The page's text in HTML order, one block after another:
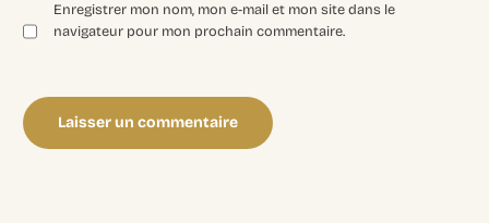
Enregistrer mon nom, mon e-mail et mon site dans le
navigateur pour mon prochain commentaire.